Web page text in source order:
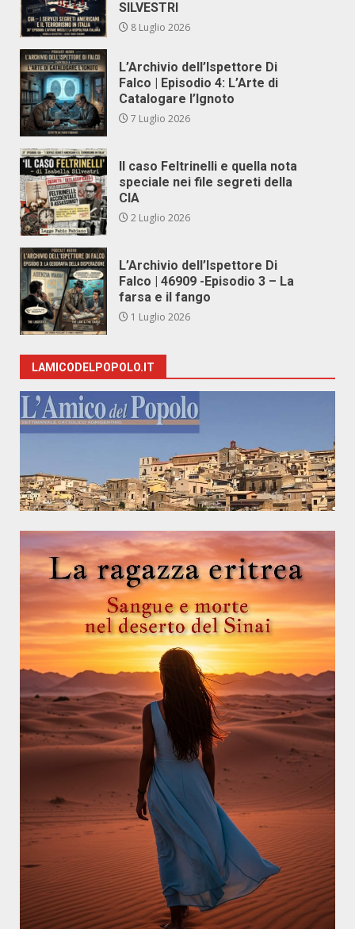
SILVESTRI
8 Luglio 2026
L’Archivio dell’Ispettore Di
Falco | Episodio 4: L’Arte di
Catalogare l’Ignoto
7 Luglio 2026
Il caso Feltrinelli e quella nota
speciale nei file segreti della
CIA
2 Luglio 2026
L’Archivio dell’Ispettore Di
Falco | 46909 -Episodio 3 – La
farsa e il fango
1 Luglio 2026
LAMICODELPOPOLO.IT